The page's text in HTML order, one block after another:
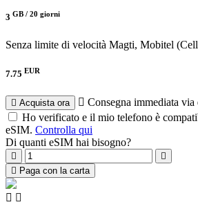
3 GB / 20 giorni
Senza limite di velocità Magti, Mobitel
7.75 EUR
Acquista ora
Consegna immediata via
Ho verificato e il mio telefono è
eSIM. Controlla qui
Di quanti eSIM hai bisogno?
Paga con la carta